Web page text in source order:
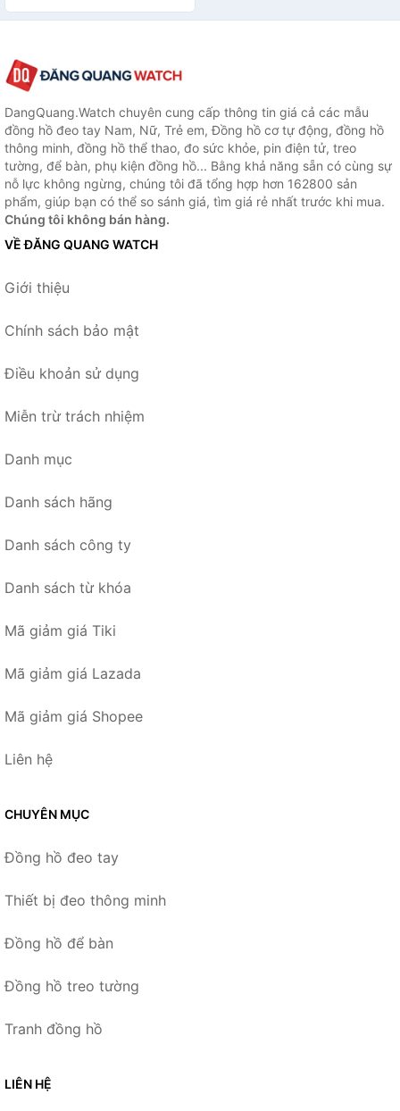
DangQuang.Watch chuyên cung cấp thông tin giá cả các mẫu
đồng hồ đeo tay Nam, Nữ, Trẻ em, Đồng hồ cơ tự động, đồng hồ
thông minh, đồng hồ thể thao, đo sức khỏe, pin điện tử, treo
tường, để bàn, phụ kiện đồng hồ... Bằng khả năng sẵn có cùng sự
nỗ lực không ngừng, chúng tôi đã tổng hợp hơn 162800 sản
phẩm, giúp bạn có thể so sánh giá, tìm giá rẻ nhất trước khi mua.
Chúng tôi không bán hàng.
VỀ ĐĂNG QUANG WATCH
Giới thiệu
Chính sách bảo mật
Điều khoản sử dụng
Miễn trừ trách nhiệm
Danh mục
Danh sách hãng
Danh sách công ty
Danh sách từ khóa
Mã giảm giá Tiki
Mã giảm giá Lazada
Mã giảm giá Shopee
Liên hệ
CHUYÊN MỤC
Đồng hồ đeo tay
Thiết bị đeo thông minh
Đồng hồ để bàn
Đồng hồ treo tường
Tranh đồng hồ
LIÊN HỆ